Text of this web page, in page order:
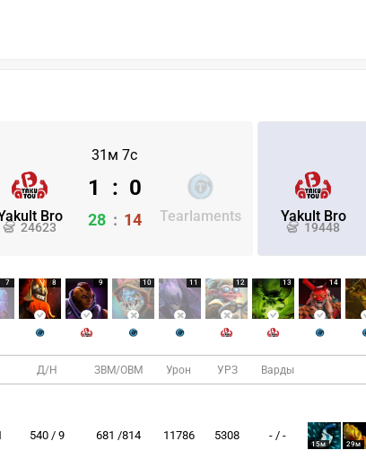
31м 7с
Bro
24623
Tearlaments
1 : 0
28 : 14 Yakult Bro
19448
7 8 9 10 11 12 13 14
Д/Н ЗВМ/ОВМ Урон УРЗ Варды
540 / 9 681 /814 11786 5308 - / -
15м 29м